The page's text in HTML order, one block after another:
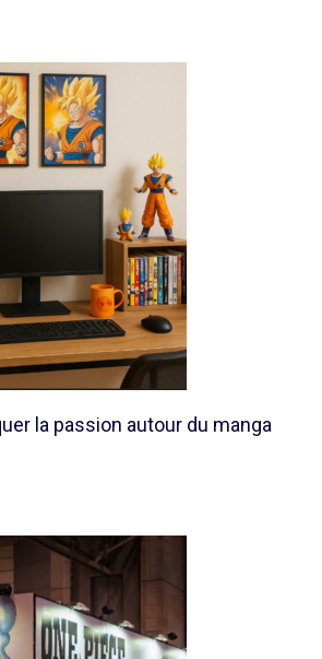
la passion autour du manga